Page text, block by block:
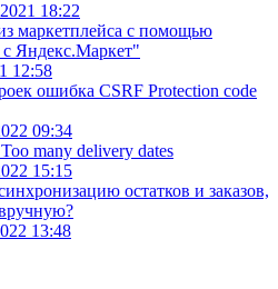
18:22
маркетплейса с помощью
Яндекс.Маркет"
12:58
ошибка CSRF Protection code
09:34
many delivery dates
15:15
остатков и заказов,
13:48